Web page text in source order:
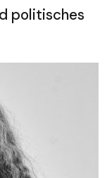
politisches